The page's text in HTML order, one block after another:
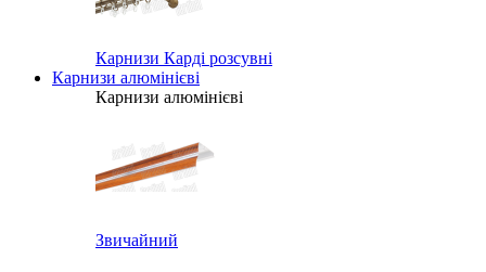
Карнизи Карді розсувні
Карнизи алюмінієві
Карнизи алюмінієві
Звичайний